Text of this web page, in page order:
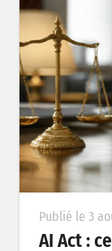
Publié le 3
AI Act :